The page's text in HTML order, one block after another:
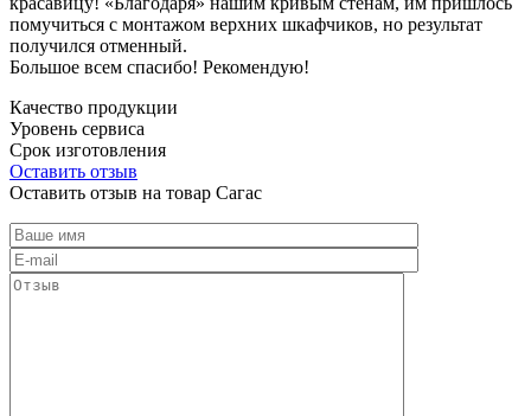
помучиться с монтажом верхних шкафчиков, но результат
получился отменный.
Большое всем спасибо! Рекомендую!
Качество продукции
Уровень сервиса
Срок изготовления
Оставить отзыв
Оставить отзыв на товар Сагас